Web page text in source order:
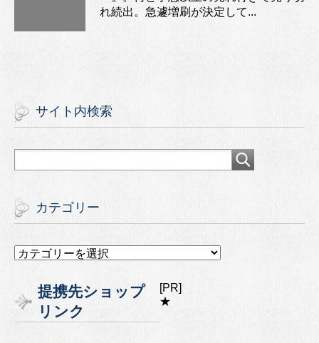
れ続出。急遽増刷が決定して...
サイト内検索
カテゴリー
カ
リ
ー
提携先ショップ
リンク
[PR]
★